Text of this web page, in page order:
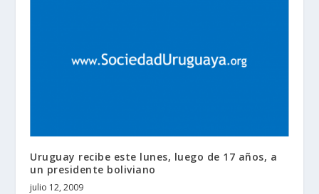
Uruguay recibe este lunes, luego de 17 años, a
un presidente boliviano
julio 12, 2009